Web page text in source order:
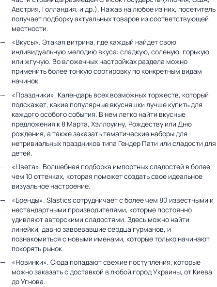
Австрия, Голландия, и др.). Нажав на любое из них, посетитель
получает подборку актуальных товаров из соответствующей
местности.
«Вкусы». Этакая витрина, где каждый найдет свою
индивидуальную мелодию вкуса: сладкую, соленую, горькую
или жгучую. Во вложенных настройках раздела можно
применить более тонкую сортировку по конкретным видам
начинок.
«Праздники». Календарь всех возможных торжеств, который
подскажет, какие популярные вкусняшки лучше купить для
каждого особого события. В нем легко найти вкусные
предложения к 8 Марта, Хэллоуину, Рождеству или Дню
рождения, а также заказать тематические наборы для
нетривиальных праздников типа Гендер Пати или сладости для
детей.
«Цвета». Волшебная подборка импортных сладостей в более
чем 10 оттенках, которая поможет создать свое идеальное
визуальное настроение.
«Бренды». Slastics сотрудничает с более чем 80 известными и
нестандартными производителями, которые постоянно
удивляют авторскими сладостями. Здесь можно найти
линейки, давно завоевавшие сердца гурманов, и
познакомиться с новыми именами, которые только начинают
покорять рынок.
«Новинки». Сюда попадают свежие поступления, которые
можно заказать с доставкой в любой город Украины, от Киева
до Угнова.